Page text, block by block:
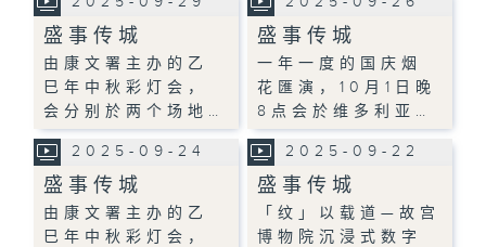
盛事传城
由康文署主办的乙
巳年中秋彩灯会，
会分别於两个场地…
盛事传城
一年一度的国庆烟
花匯演，10月1日晚
8点会於维多利亚…
2025-09-24
盛事传城
由康文署主办的乙
巳年中秋彩灯会，
2025-09-22
盛事传城
「纹」以载道—故宫
博物院沉浸式数字